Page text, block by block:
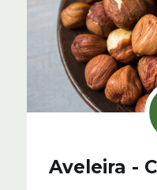
Aveleira -